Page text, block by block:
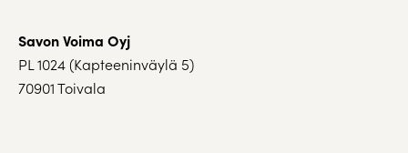
Savon Voima Oyj
PL 1024 (Kapteeninväylä 5)
70901 Toivala